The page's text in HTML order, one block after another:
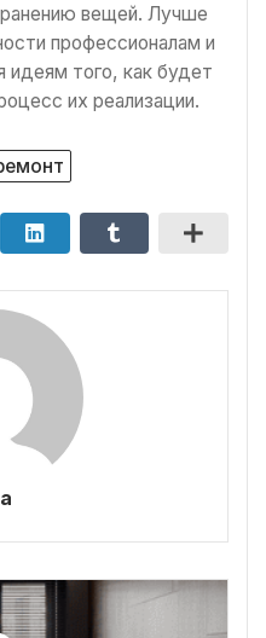
вещей. Лучше
профессионалам и
идеям того, как будет
их реализации.